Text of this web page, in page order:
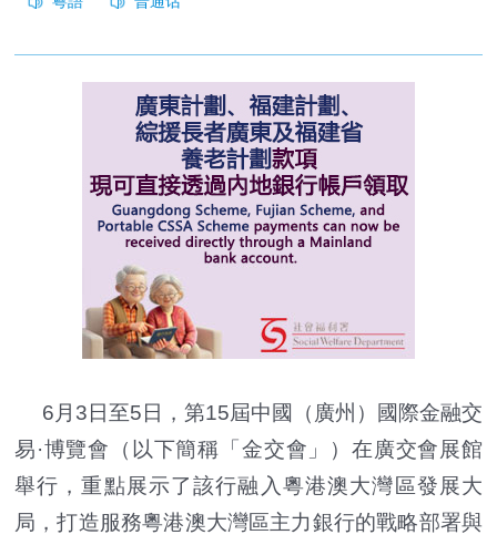
6月3日至5日，第15屆中國（廣州）國際金融交
易·博覽會（以下簡稱「金交會」）在廣交會展館
舉行，重點展示了該行融入粵港澳大灣區發展大
局，打造服務粵港澳大灣區主力銀行的戰略部署與